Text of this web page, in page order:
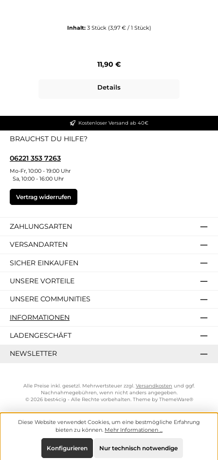
Inhalt: 3 Stück (3,97 € / 1 Stück)
Regulärer Preis:
11,90 €
Details
Kostenloser Versand ab 40€
BRAUCHST DU HILFE?
06221 353 7263
Mo-Fr, 10:00 - 19:00 Uhr
Sa, 10:00 - 16:00 Uhr
Vertrag widerrufen
ZAHLUNGSARTEN
VERSANDARTEN
SICHER EINKAUFEN
UNSERE VORTEILE
UNSERE COMMUNITIES
INFORMATIONEN
LADENGESCHÄFT
NEWSLETTER
Alle Preise inkl. gesetzl. Mehrwertsteuer zzgl. Versandkosten und ggf.
Nachnahmegebühren, wenn nicht anders angegeben.
© 2026 best4cig - Alle Rechte vorbehalten. Theme by ThemeWare®
Diese Website verwendet Cookies, um eine bestmögliche Erfahrung
bieten zu können. Mehr Informationen ...
Nur technisch notwendige
Konfigurieren